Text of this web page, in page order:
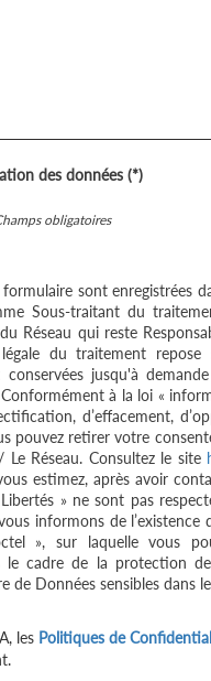
des données (*)
obligatoires
sont enregistrées
Sous-traitant du
Réseau qui reste
légale du traitement
jusqu'à
à la loi «
d’effacement,
pouvez retirer votre
Réseau. Consultez le site
estimez, après avoir
» ne sont pas
informons de l’existence
», sur laquelle vous
le cadre de la protection
de Données sensibles dans
les Politiques de